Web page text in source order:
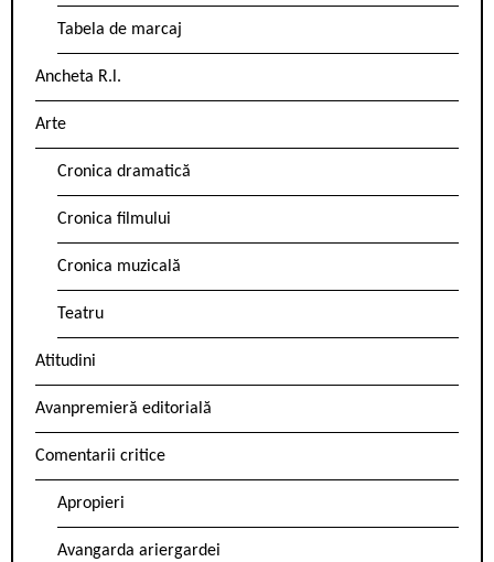
Tabela de marcaj
Ancheta R.l.
Arte
Cronica dramatică
Cronica filmului
Cronica muzicală
Teatru
Atitudini
Avanpremieră editorială
Comentarii critice
Apropieri
Avangarda ariergardei